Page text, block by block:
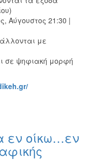
Αύγουστος 21:30 |
με
σε ψηφιακή μορφή
εν οίκω…εν